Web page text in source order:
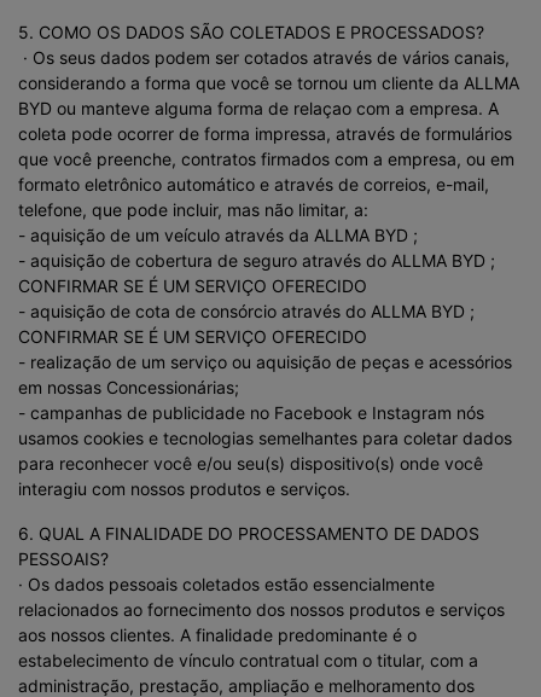
5. COMO OS DADOS SÃO COLETADOS E PROCESSADOS?
· Os seus dados podem ser cotados através de vários canais,
considerando a forma que você se tornou um cliente da ALLMA
BYD ou manteve alguma forma de relaçao com a empresa. A
coleta pode ocorrer de forma impressa, através de formulários
que você preenche, contratos firmados com a empresa, ou em
formato eletrônico automático e através de correios, e-mail,
telefone, que pode incluir, mas não limitar, a:
- aquisição de um veículo através da ALLMA BYD ;
- aquisição de cobertura de seguro através do ALLMA BYD ;
CONFIRMAR SE É UM SERVIÇO OFERECIDO
- aquisição de cota de consórcio através do ALLMA BYD ;
CONFIRMAR SE É UM SERVIÇO OFERECIDO
- realização de um serviço ou aquisição de peças e acessórios
em nossas Concessionárias;
- campanhas de publicidade no Facebook e Instagram nós
usamos cookies e tecnologias semelhantes para coletar dados
para reconhecer você e/ou seu(s) dispositivo(s) onde você
interagiu com nossos produtos e serviços.
6. QUAL A FINALIDADE DO PROCESSAMENTO DE DADOS
PESSOAIS?
· Os dados pessoais coletados estão essencialmente
relacionados ao fornecimento dos nossos produtos e serviços
aos nossos clientes. A finalidade predominante é o
estabelecimento de vínculo contratual com o titular, com a
administração, prestação, ampliação e melhoramento dos